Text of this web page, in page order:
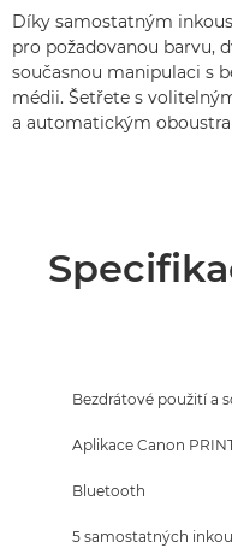
Díky samostatným
pro požadovanou barvu,
současnou manipulaci s
médii. Šetřete s
a automatickým
Bezdrátové použití a
Aplikace Canon
Bluetooth
5 samostatných